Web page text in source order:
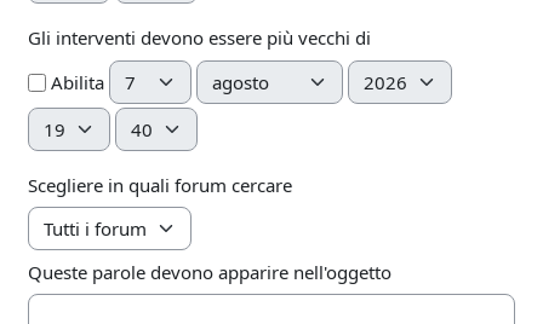
Gli interventi devono essere più vecchi di
Abilita Giorno Mese
Anno
Ora
Minuto
Scegliere in quali forum cercare
Queste parole devono apparire nell'oggetto